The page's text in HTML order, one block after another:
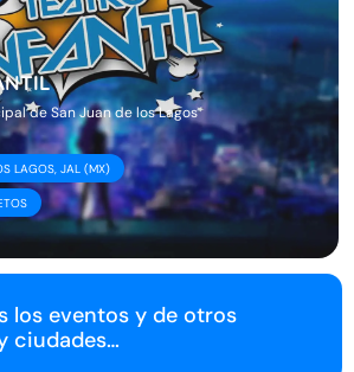
de San Juan de los Lagos
LAGOS, JAL (MX)
los eventos y de otros
ciudades…